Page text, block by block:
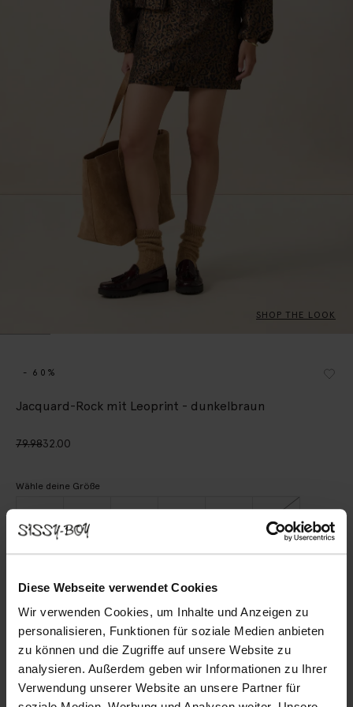
Diese Webseite verwendet Cookies
Wir verwenden Cookies, um Inhalte und Anzeigen zu
personalisieren, Funktionen für soziale Medien anbieten
zu können und die Zugriffe auf unsere Website zu
analysieren. Außerdem geben wir Informationen zu Ihrer
Verwendung unserer Website an unsere Partner für
SHOP THE LOOK
- 60%
Jacquard-Rock mit Leoprint - dunkelbraun
79.9832.00
Wähle deine Größe
Schnelle Lieferung
Rechnungskauf möglich
BESCHREIBUNG